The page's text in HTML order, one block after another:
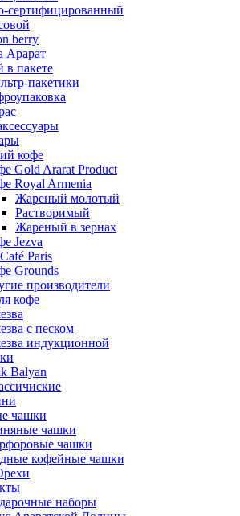
сертифицированный
berry
Арарат
в пакете
пакетики
кофе
Gold Ararat Product
Royal Armenia
Жареный молотый
Растворимый
Жареный в зернах
Jezva
Paris
Grounds
производители
кофе
с песком
индукционной
Balyan
чашки
чашки
чашки
кофейные чашки
наборы